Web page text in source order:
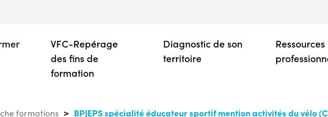
contenu
principal
VFC-Repérage
des fins de
formation
Diagnostic de son
territoire
Ressources
formations BPJEPS spécialité éducateur sportif mention activités du vélo